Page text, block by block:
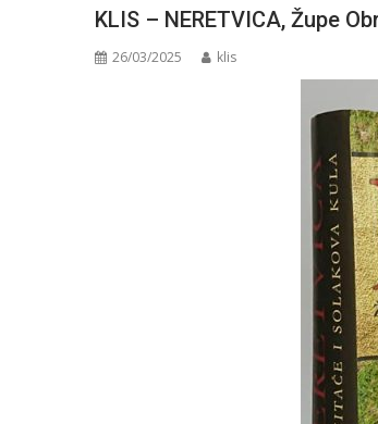
KLIS – NERETVICA, Župe
26/03/2025 klis